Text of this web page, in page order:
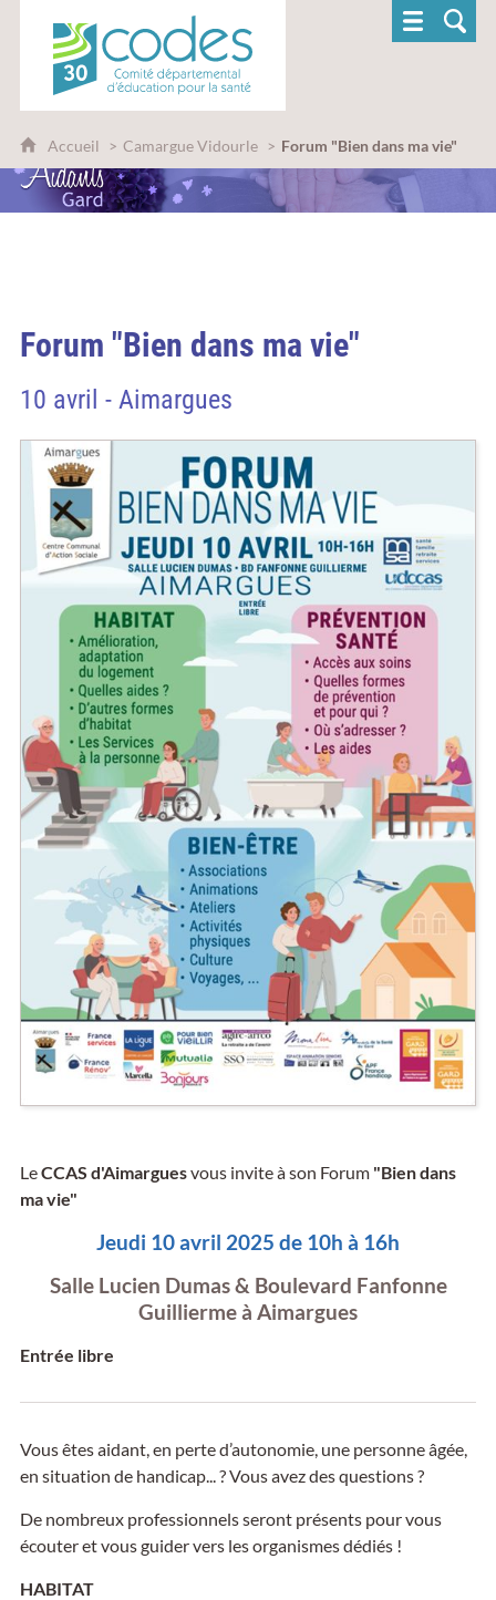
CoDES 30 - Comité départemental
Accueil Camargue Vidourle Forum "Bien dans ma vie"
Forum "Bien dans ma vie"
10 avril - Aimargues
LeCCAS d'Aimarguesvous invite à son Forum "Bien dans
ma vie"
Jeudi 10 avril 2025 de 10h à 16h
Salle Lucien Dumas & Boulevard Fanfonne
Guillierme à Aimargues
Entrée libre
Vous êtes aidant, en perte d’autonomie, une personne âgée,
en situation de handicap... ? Vous avez des questions ?
De nombreux professionnels seront présents pour vous
écouter et vous guider vers les organismes dédiés !
HABITAT